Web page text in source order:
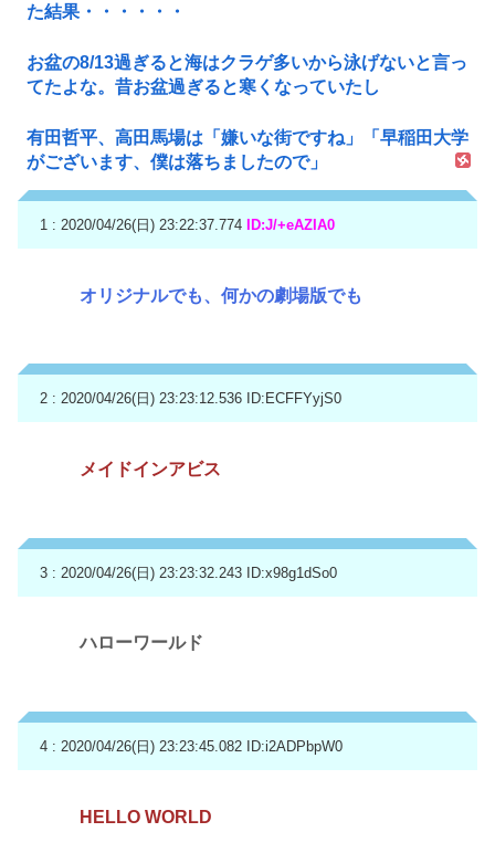
た結果・・・・・・
お盆の8/13過ぎると海はクラゲ多いから泳げないと言っ
てたよな。昔お盆過ぎると寒くなっていたし
有田哲平、高田馬場は「嫌いな街ですね」「早稲田大学
がございます、僕は落ちましたので」
1 : 2020/04/26(日) 23:22:37.774 ID:J/+eAZIA0
オリジナルでも、何かの劇場版でも
2 : 2020/04/26(日) 23:23:12.536 ID:ECFFYyjS0
メイドインアビス
3 : 2020/04/26(日) 23:23:32.243 ID:x98g1dSo0
ハローワールド
4 : 2020/04/26(日) 23:23:45.082 ID:i2ADPbpW0
HELLO WORLD